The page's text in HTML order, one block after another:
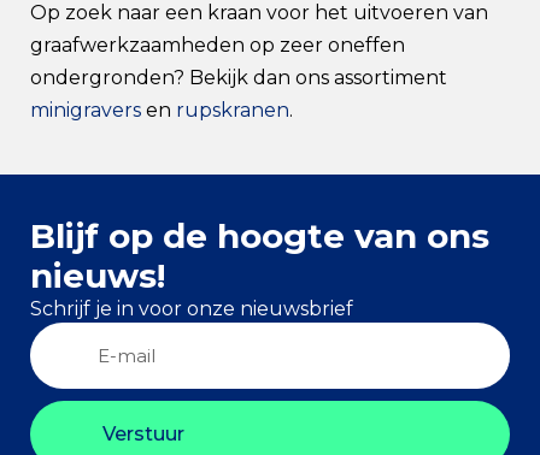
Op zoek naar een kraan voor het uitvoeren van
graafwerkzaamheden op zeer oneffen
ondergronden? Bekijk dan ons assortiment
minigravers en rupskranen.
Blijf op de hoogte van ons
nieuws!
Schrijf je in voor onze nieuwsbrief
Verstuur